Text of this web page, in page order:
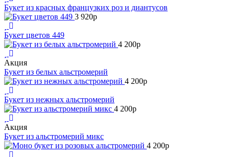
Букет из красных французких роз и диантусов
3 920p
Букет цветов 449
4 200p
Акция
Букет из белых альстромерий
4 200p
Букет из нежных альстромерий
4 200p
Акция
Букет из альстромерий микс
4 200p